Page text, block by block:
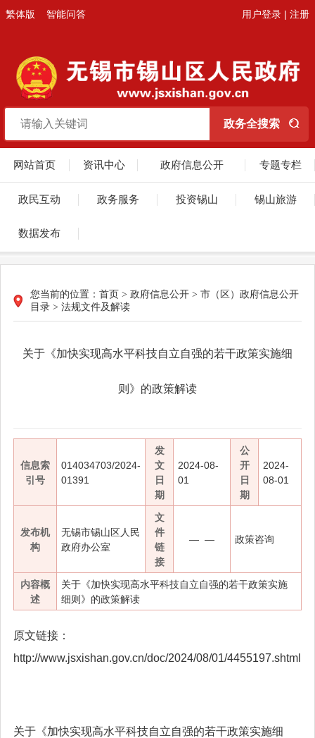
繁体版 智能问答 用户登录 | 注册
网站首页 资讯中心 政府信息公开 专题专栏
政民互动 政务服务 投资锡山 锡山旅游
数据发布
您当前的位置： 首页 > 政府信息公开 > 市（区）政府信息公开
目录 > 法规文件及解读
关于《加快实现高水平科技自立自强的若干政策实施细
则》的政策解读
信息索
引号
014034703/2024-
01391
发
文
日
期
2024-08-
01
公
开
日
期
2024-
08-01
发布机
构
无锡市锡山区人民
政府办公室
文
件
链
接
— — 政策咨询
内容概
述
关于《加快实现高水平科技自立自强的若干政策实施
细则》的政策解读
原文链接：
http://www.jsxishan.gov.cn/doc/2024/08/01/4455197.shtml
关于《加快实现高水平科技自立自强的若干政策实施细